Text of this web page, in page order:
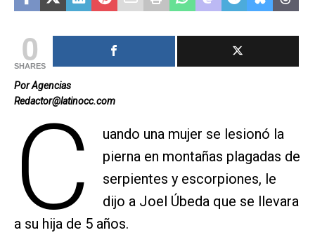
0
SHARES
Por Agencias
Redactor@latinocc.com
C
uando una mujer se lesionó la
pierna en montañas plagadas de
serpientes y escorpiones, le
dijo a Joel Úbeda que se llevara
a su hija de 5 años.